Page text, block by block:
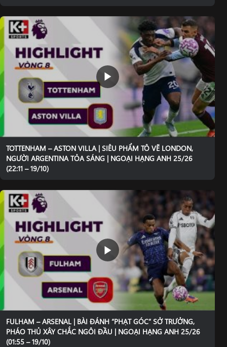
TOTTENHAM – ASTON VILLA | SIÊU PHẨM TÔ VẼ LONDON,
NGƯỜI ARGENTINA TỎA SÁNG | NGOẠI HẠNG ANH 25/26
(22:11 – 19/10)
FULHAM – ARSENAL | BÀI ĐÁNH “PHẠT GÓC” SỞ TRƯỞNG,
PHÁO THỦ XÂY CHẮC NGÔI ĐẦU | NGOẠI HẠNG ANH 25/26
(01:55 – 19/10)